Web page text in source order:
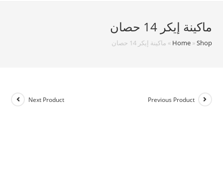
ماكينة إيكر 14 حصان
Home»Shop
» ماكينة إيكر 14 حصان
Previous Product
Next Product